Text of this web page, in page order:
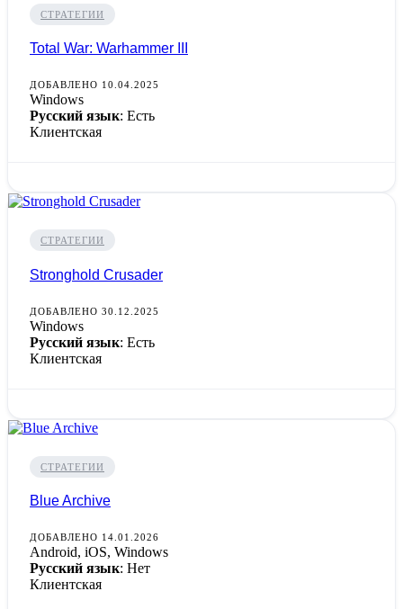
СТРАТЕГИИ
Total War: Warhammer III
ДОБАВЛЕНО 10.04.2025
Windows
Русский язык: Есть
Клиентская
СТРАТЕГИИ
Stronghold Crusader
ДОБАВЛЕНО 30.12.2025
Windows
Русский язык: Есть
Клиентская
СТРАТЕГИИ
Blue Archive
ДОБАВЛЕНО 14.01.2026
Android, iOS, Windows
Русский язык: Нет
Клиентская